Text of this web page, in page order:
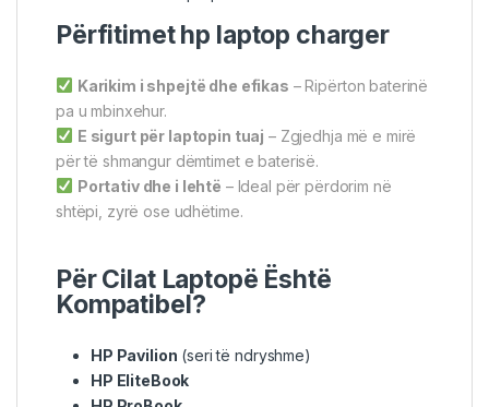
Përfitimet hp laptop charger
Karikim i shpejtë dhe efikas – Ripërton baterinë
pa u mbinxehur.
E sigurt për laptopin tuaj – Zgjedhja më e mirë
për të shmangur dëmtimet e baterisë.
Portativ dhe i lehtë – Ideal për përdorim në
shtëpi, zyrë ose udhëtime.
Për Cilat Laptopë Është
Kompatibel?
HP Pavilion (seri të ndryshme)
HP EliteBook